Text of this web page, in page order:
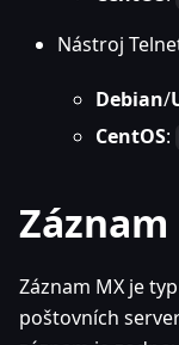
Nástroj
Debian/
CentOS:
Záznam
Záznam MX je
poštovních